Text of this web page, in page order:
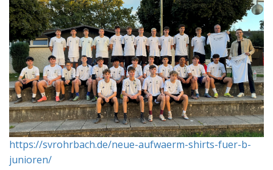
https://svrohrbach.de/neue-aufwaerm-shirts-fuer-b-
junioren/